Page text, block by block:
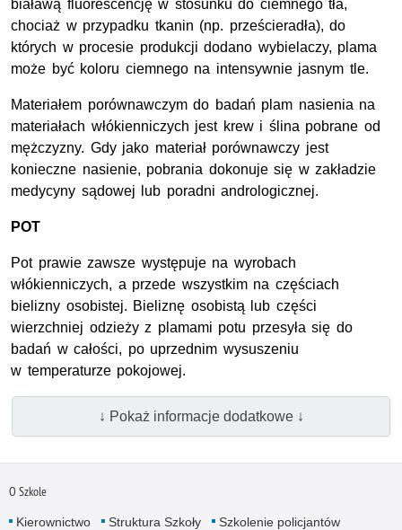
białawą fluorescencję w stosunku do ciemnego tła,
chociaż w przypadku tkanin (np. prześcieradła), do
których w procesie produkcji dodano wybielaczy, plama
może być koloru ciemnego na intensywnie jasnym tle.
Materiałem porównawczym do badań plam nasienia na
materiałach włókienniczych jest krew i ślina pobrane od
mężczyzny. Gdy jako materiał porównawczy jest
konieczne nasienie, pobrania dokonuje się w zakładzie
medycyny sądowej lub poradni andrologicznej.
POT
Pot prawie zawsze występuje na wyrobach
włókienniczych, a przede wszystkim na częściach
bielizny osobistej. Bieliznę osobistą lub części
wierzchniej odzieży z plamami potu przesyła się do
badań w całości, po uprzednim wysuszeniu
w temperaturze pokojowej.
↓ Pokaż informacje dodatkowe ↓
O Szkole
Kierownictwo Struktura Szkoły
Szkolenie policjantów